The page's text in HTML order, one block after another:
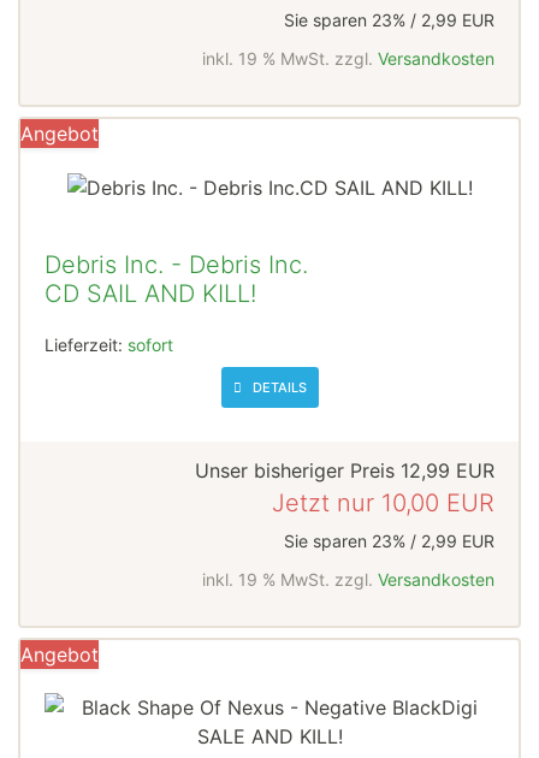
Sie sparen 23% / 2,99 EUR
inkl. 19 % MwSt. zzgl. Versandkosten
Angebot
Debris Inc. - Debris Inc.
CD SAIL AND KILL!
Lieferzeit: sofort
DETAILS
Unser bisheriger Preis 12,99 EUR
Jetzt nur 10,00 EUR
Sie sparen 23% / 2,99 EUR
inkl. 19 % MwSt. zzgl. Versandkosten
Angebot